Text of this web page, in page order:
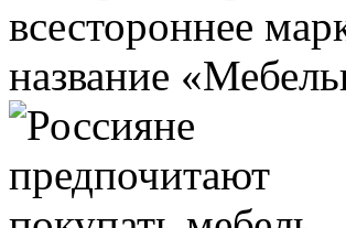
всестороннее
название